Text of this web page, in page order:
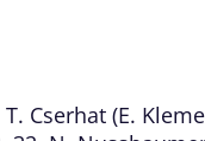
Cserhat (E.